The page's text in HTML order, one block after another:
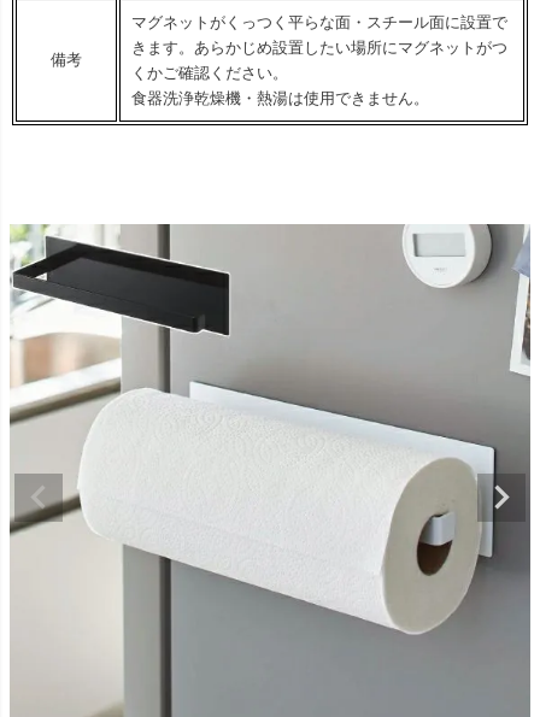
備考
マグネットがくっつく平らな面・スチール面に設置で
きます。あらかじめ設置したい場所にマグネットがつ
くかご確認ください。
食器洗浄乾燥機・熱湯は使用できません。